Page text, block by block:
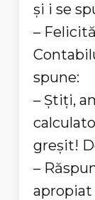
şi i se
–
spune:
– Ştiţi,
greşit!
–